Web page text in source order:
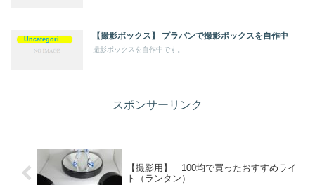
Uncategorized 【撮影ボックス】 プラバンで撮影ボックスを自作中
撮影ボックスを自作中です。
スポンサーリンク
【撮影用】 100均で買ったおすすめライ
ト（ランタン）